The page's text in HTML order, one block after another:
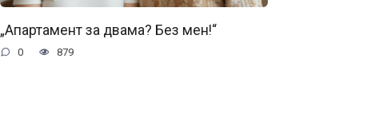
„Апартамент за двама? Без мен!“
0 879